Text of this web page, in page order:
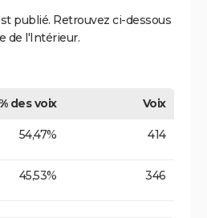
publié. Retrouvez ci-dessous
de l'Intérieur.
des voix
Voix
54,47% 414
45,53% 346